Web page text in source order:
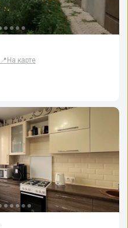
📍 На карте